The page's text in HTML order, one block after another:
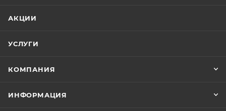
АКЦИИ
УСЛУГИ
КОМПАНИЯ
ИНФОРМАЦИЯ